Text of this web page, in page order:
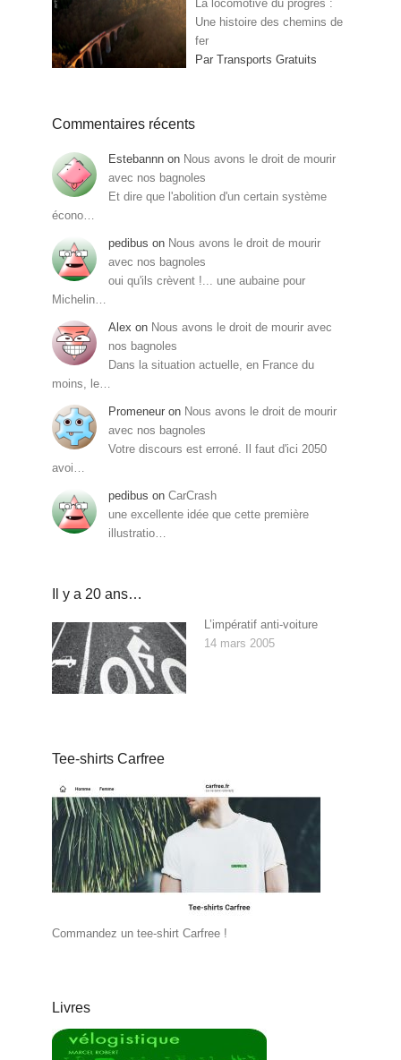
La locomotive du progrès :
Une histoire des chemins de
fer
Par Transports Gratuits
Commentaires récents
Estebannn on Nous avons le droit de mourir
avec nos bagnoles
Et dire que l'abolition d'un certain système
écono…
pedibus on Nous avons le droit de mourir
avec nos bagnoles
oui qu'ils crèvent !... une aubaine pour
Michelin…
Alex on Nous avons le droit de mourir avec
nos bagnoles
Dans la situation actuelle, en France du
moins, le…
Promeneur on Nous avons le droit de mourir
avec nos bagnoles
Votre discours est erroné. Il faut d'ici 2050
avoi…
pedibus on CarCrash
une excellente idée que cette première
illustratio…
Il y a 20 ans…
L’impératif anti-voiture
14 mars 2005
Tee-shirts Carfree
Commandez un tee-shirt Carfree !
Livres